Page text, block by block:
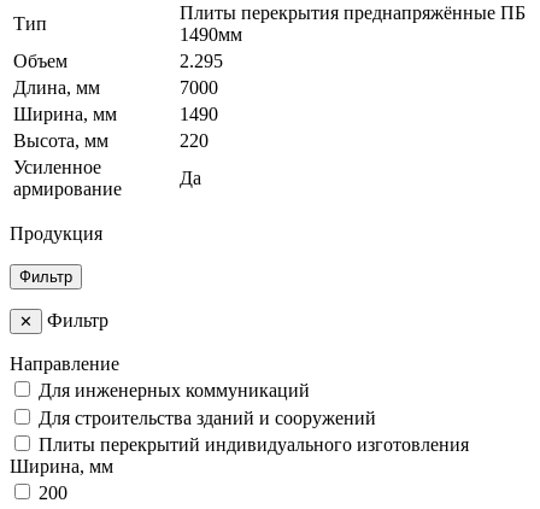
Тип
Плиты перекрытия преднапряжённые ПБ
1490мм
Объем
2.295
Длина, мм
7000
Ширина, мм
1490
Высота, мм
220
Усиленное
армирование
Да
Продукция
Фильтр
✕ Фильтр
Направление
Для инженерных коммуникаций
Для строительства зданий и сооружений
Плиты перекрытий индивидуального изготовления
Ширина, мм
200